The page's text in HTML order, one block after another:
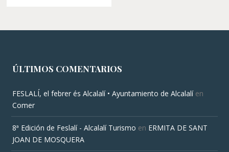
ÚLTIMOS COMENTARIOS
FESLALÍ, el febrer és Alcalalí • Ayuntamiento de Alcalalíen
Comer
8ª Edición de Feslalí - Alcalalí Turismo en ERMITA DE SANT
JOAN DE MOSQUERA